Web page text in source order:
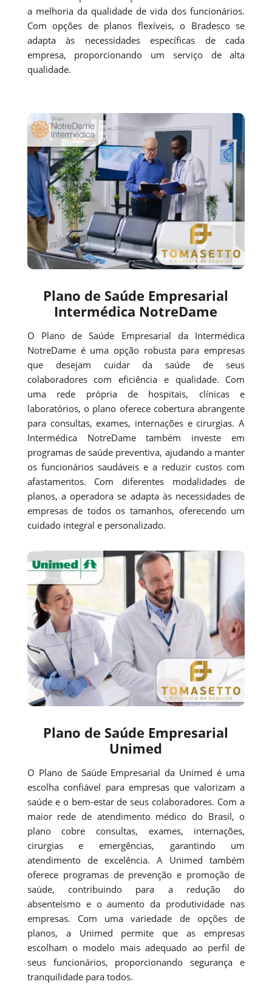
a melhoria da qualidade de vida dos funcionários.
Com opções de planos flexíveis, o Bradesco se
adapta às necessidades específicas de cada
empresa, proporcionando um serviço de alta
qualidade.
Plano de Saúde Empresarial
Intermédica NotreDame
O Plano de Saúde Empresarial da Intermédica
NotreDame é uma opção robusta para empresas
que desejam cuidar da saúde de seus
colaboradores com eficiência e qualidade. Com
uma rede própria de hospitais, clínicas e
laboratórios, o plano oferece cobertura abrangente
para consultas, exames, internações e cirurgias. A
Intermédica NotreDame também investe em
programas de saúde preventiva, ajudando a manter
os funcionários saudáveis e a reduzir custos com
afastamentos. Com diferentes modalidades de
planos, a operadora se adapta às necessidades de
empresas de todos os tamanhos, oferecendo um
cuidado integral e personalizado.
Plano de Saúde Empresarial
Unimed
O Plano de Saúde Empresarial da Unimed é uma
escolha confiável para empresas que valorizam a
saúde e o bem-estar de seus colaboradores. Com a
maior rede de atendimento médico do Brasil, o
plano cobre consultas, exames, internações,
cirurgias e emergências, garantindo um
atendimento de excelência. A Unimed também
oferece programas de prevenção e promoção de
saúde, contribuindo para a redução do
absenteísmo e o aumento da produtividade nas
empresas. Com uma variedade de opções de
planos, a Unimed permite que as empresas
escolham o modelo mais adequado ao perfil de
seus funcionários, proporcionando segurança e
tranquilidade para todos.